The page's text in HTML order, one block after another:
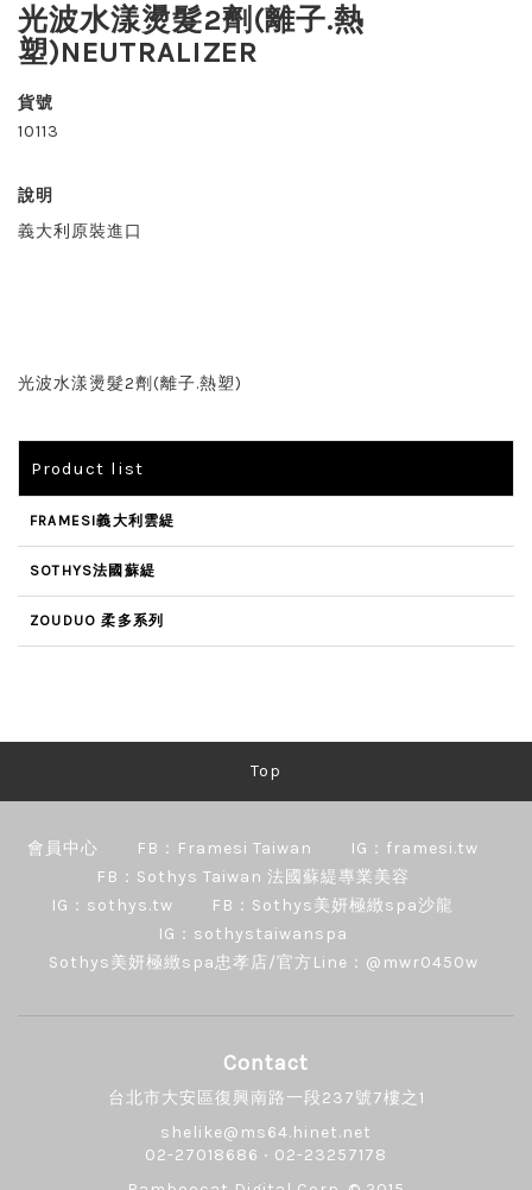
光波水漾燙髮2劑(離子.熱
塑)NEUTRALIZER
貨號
10113
說明
義大利原裝進口
光波水漾燙髮2劑(離子.熱塑)
Product list
FRAMESI義大利雲緹
SOTHYS法國蘇緹
ZOUDUO 柔多系列
Top
會員中心 FB：Framesi Taiwan
IG：framesi.tw
FB：Sothys Taiwan 法國蘇緹專業美容
IG：sothys.tw
FB：Sothys美妍極緻spa沙龍
IG：sothystaiwanspa
Sothys美妍極緻spa忠孝店/官方Line：@mwr0450w
Contact
台北市大安區復興南路一段237號7樓之1
shelike@ms64.hinet.net
02-27018686 ‧ 02-23257178